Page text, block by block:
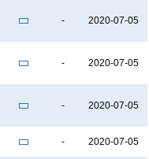
- 2020-07-05
- 2020-07-05
- 2020-07-05
- 2020-07-05